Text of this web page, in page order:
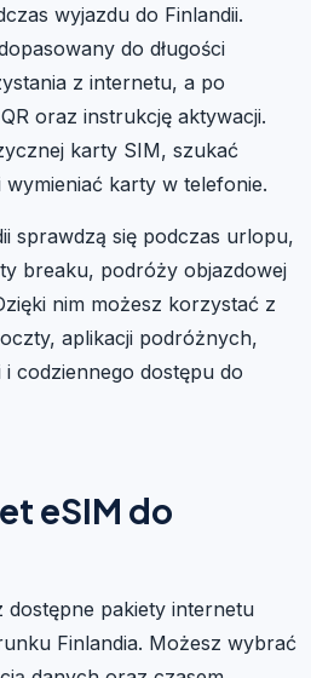
wyjazdu do Finlandii.
do długości
z internetu, a po
oraz instrukcję aktywacji.
karty SIM, szukać
karty w telefonie.
sprawdzą się podczas urlopu,
breaku, podróży objazdowej
nim możesz korzystać z
aplikacji podróżnych,
codziennego dostępu do
eSIM do
dostępne pakiety internetu
Finlandia. Możesz wybrać